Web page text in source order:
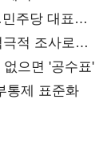
주당 대표로
적 조사로
으면 '공수표'
통제 표준화